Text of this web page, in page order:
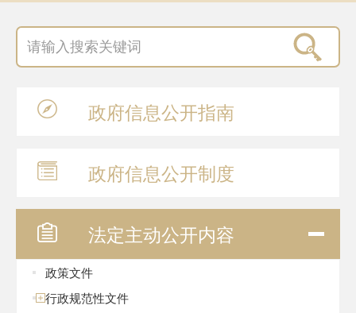
政府信息公开指南
政府信息公开制度
法定主动公开内容
政策文件
行政规范性文件